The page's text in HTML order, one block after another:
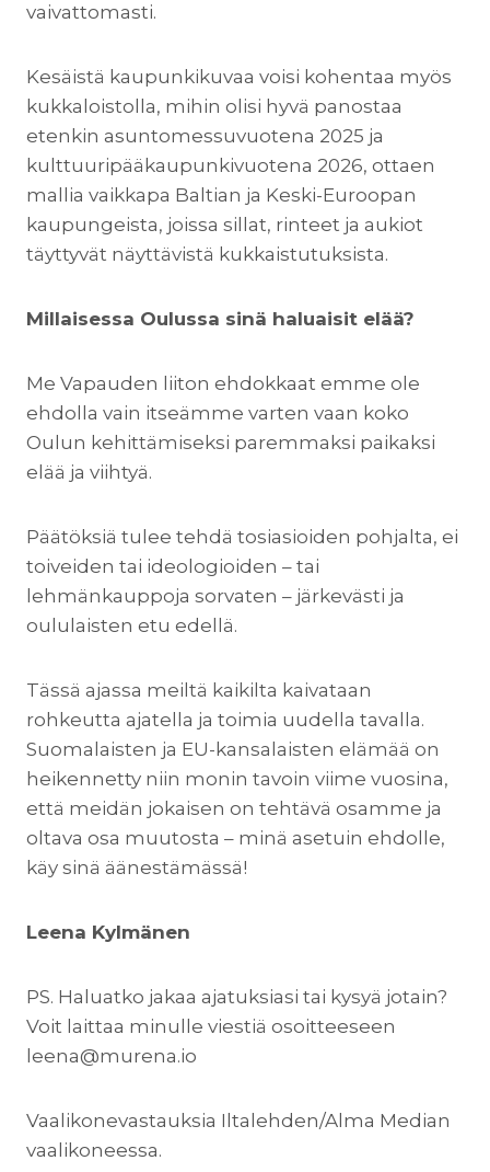
vaivattomasti.
Kesäistä kaupunkikuvaa voisi kohentaa myös
kukkaloistolla, mihin olisi hyvä panostaa
etenkin asuntomessuvuotena 2025 ja
kulttuuripääkaupunkivuotena 2026, ottaen
mallia vaikkapa Baltian ja Keski-Euroopan
kaupungeista, joissa sillat, rinteet ja aukiot
täyttyvät näyttävistä kukkaistutuksista.
Millaisessa Oulussa sinä haluaisit elää?
Me Vapauden liiton ehdokkaat emme ole
ehdolla vain itseämme varten vaan koko
Oulun kehittämiseksi paremmaksi paikaksi
elää ja viihtyä.
Päätöksiä tulee tehdä tosiasioiden pohjalta, ei
toiveiden tai ideologioiden – tai
lehmänkauppoja sorvaten – järkevästi ja
oululaisten etu edellä.
Tässä ajassa meiltä kaikilta kaivataan
rohkeutta ajatella ja toimia uudella tavalla.
Suomalaisten ja EU-kansalaisten elämää on
heikennetty niin monin tavoin viime vuosina,
että meidän jokaisen on tehtävä osamme ja
oltava osa muutosta – minä asetuin ehdolle,
käy sinä äänestämässä!
Leena Kylmänen
PS. Haluatko jakaa ajatuksiasi tai kysyä jotain?
Voit laittaa minulle viestiä osoitteeseen
leena@murena.io
Vaalikonevastauksia Iltalehden/Alma Median
vaalikoneessa.